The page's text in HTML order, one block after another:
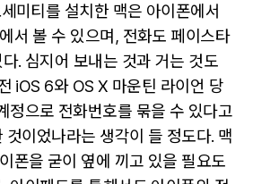
미티를 설치한 맥은 아이폰에서
서 볼 수 있으며, 전화도 페이스타
. 심지어 보내는 것과 거는 것도
iOS 6와 OS X 마운틴 라이언 당
정으로 전화번호를 묶을 수 있다고
것이었나라는 생각이 들 정도다. 맥
폰을 굳이 옆에 끼고 있을 필요도